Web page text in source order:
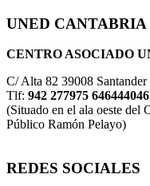
UNED CANTABRIA
CENTRO ASOCIADO
C/ Alta 82 39008
Tlf: 942 277975 646444046
(Situado en el ala oeste del
Público Ramón Pelayo)
REDES SOCIALES